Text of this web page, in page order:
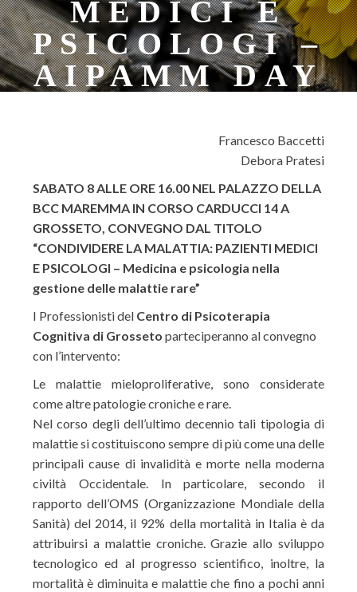
MEDICI E
PSICOLOGI –
AIPAMM DAY
Francesco Baccetti
Debora Pratesi
SABATO 8 ALLE ORE 16.00 NEL PALAZZO DELLA
BCC MAREMMA IN CORSO CARDUCCI 14 A
GROSSETO, CONVEGNO DAL TITOLO
“CONDIVIDERE LA MALATTIA: PAZIENTI MEDICI
E PSICOLOGI – Medicina e psicologia nella
gestione delle malattie rare”
I Professionisti del Centro di Psicoterapia
Cognitiva di Grosseto parteciperanno al convegno
con l’intervento:
Le malattie mieloproliferative, sono considerate
come altre patologie croniche e rare.
Nel corso degli dell’ultimo decennio tali tipologia di
malattie si costituiscono sempre di più come una delle
principali cause di invalidità e morte nella moderna
civiltà Occidentale. In particolare, secondo il
rapporto dell’OMS (Organizzazione Mondiale della
Sanità) del 2014, il 92% della mortalità in Italia è da
attribuirsi a malattie croniche. Grazie allo sviluppo
tecnologico ed al progresso scientifico, inoltre, la
mortalità è diminuita e malattie che fino a pochi anni